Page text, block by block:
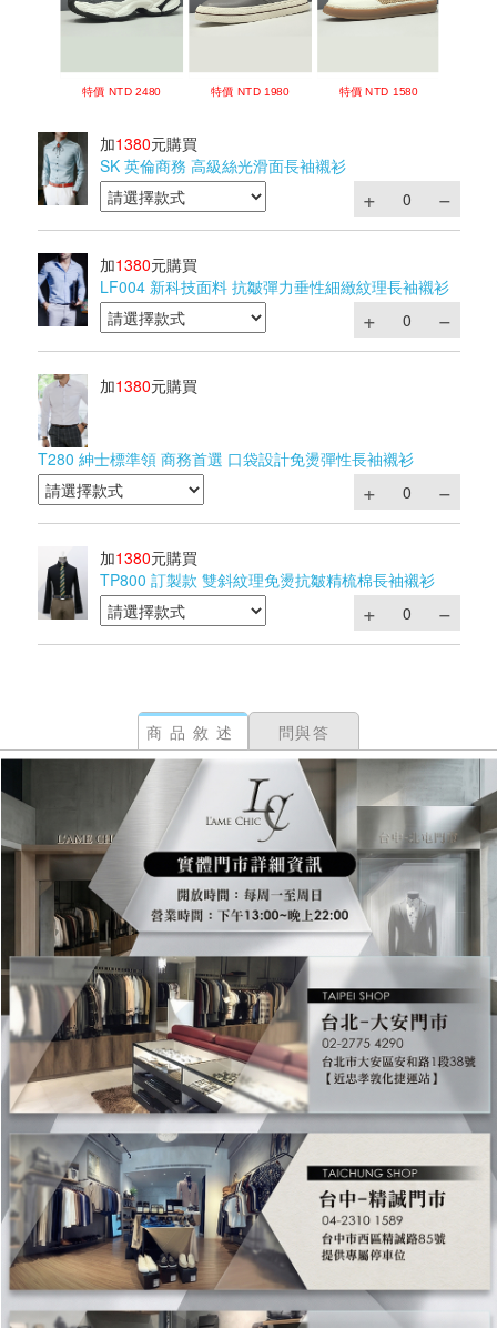
加1380元購買
SK 英倫商務 高級絲光滑面長袖襯衫
加1380元購買
LF004 新科技面料 抗皺彈力垂性細緻紋理長袖襯衫
加1380元購買
T280 紳士標準領 商務首選 口袋設計免燙彈性長袖襯衫
加1380元購買
TP800 訂製款 雙斜紋理免燙抗皺精梳棉長袖襯衫
商品敘述 問與答